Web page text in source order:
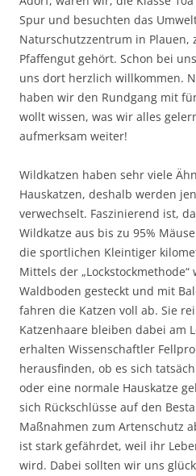
Spur und besuchten das
Naturschutzzentrum in Plauen,
Pfaffengut gehört. Schon bei
uns dort herzlich willkommen.
haben wir den Rundgang mit
wollt wissen, was wir alles
aufmerksam weiter!
Wildkatzen haben sehr viele
Hauskatzen, deshalb werden
verwechselt. Faszinierend ist,
Wildkatze aus bis zu 95%
die sportlichen Kleintiger
Mittels der
Waldboden gesteckt und mit
fahren die Katzen voll ab. Sie
Katzenhaare bleiben dabei am
erhalten Wissenschaftler
herausfinden, ob es sich
oder eine normale Hauskatze
sich Rückschlüsse auf den
Maßnahmen zum Artenschutz
ist stark gefährdet, weil ihr
wird. Dabei sollten wir uns